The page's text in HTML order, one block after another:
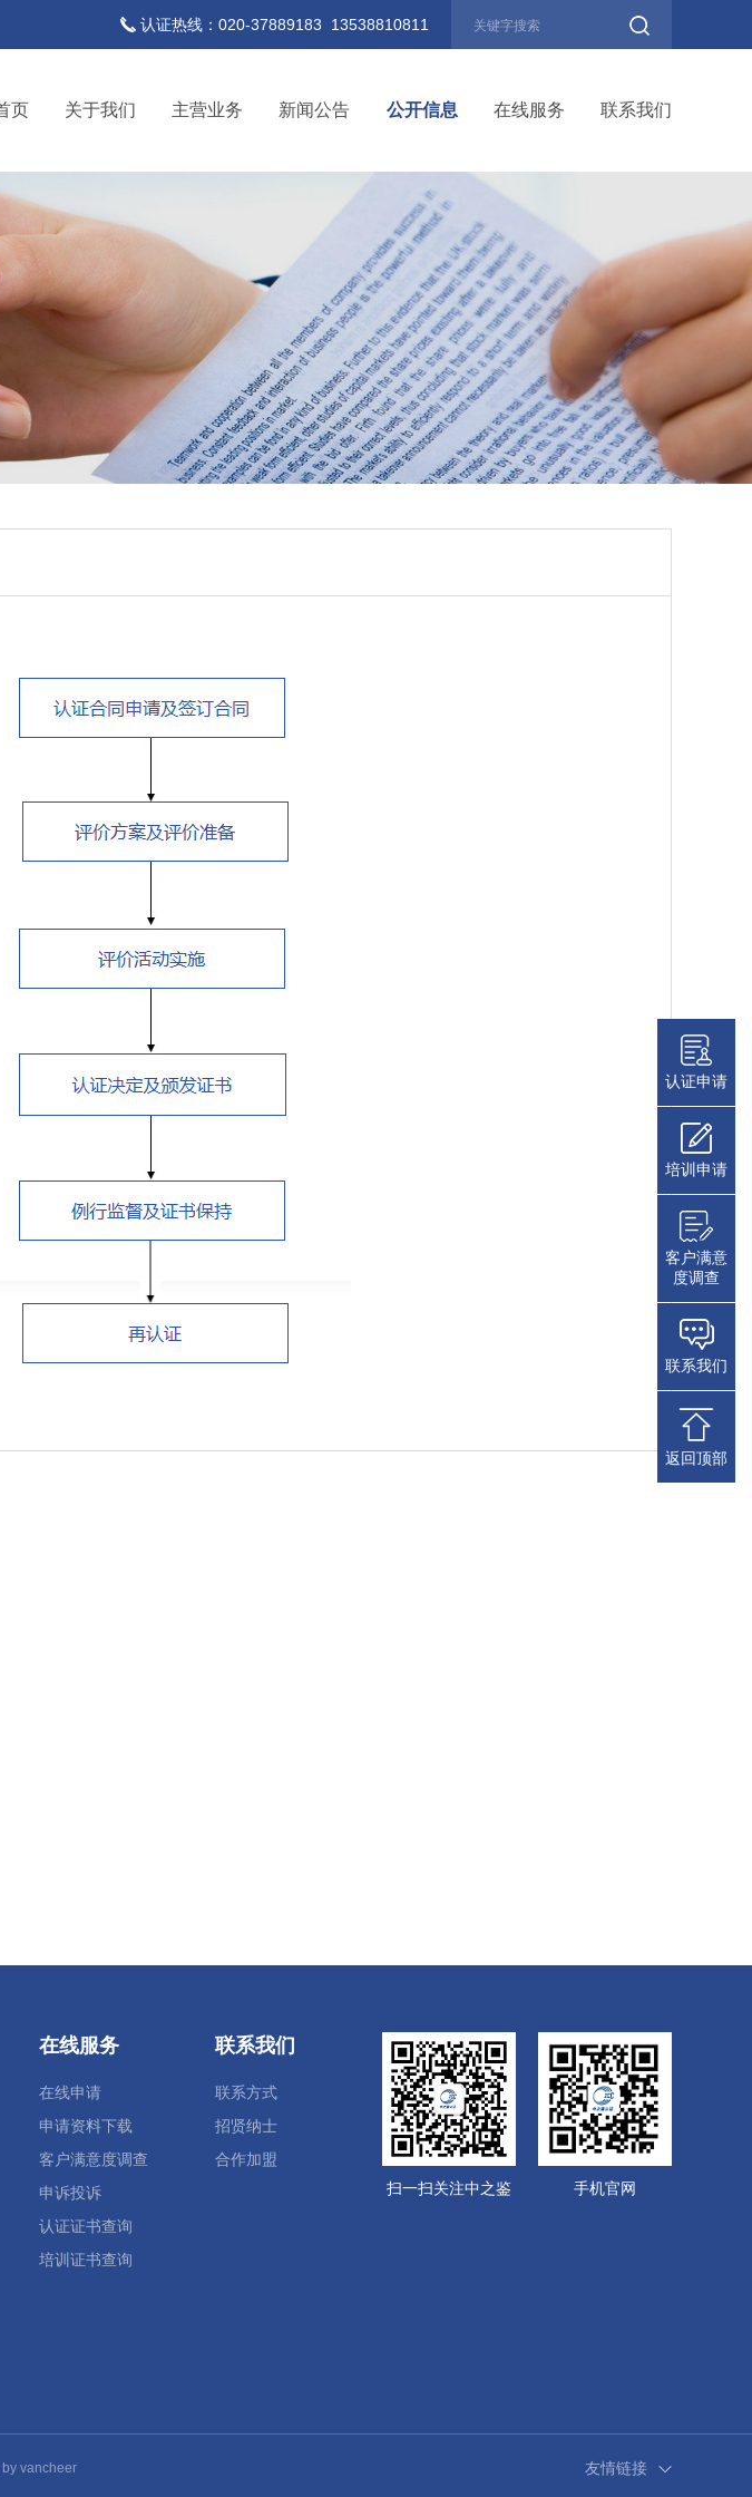
认证热线：020-37889183 13538810811
页 关于我们 主营业务 新闻公告 公开信息 在线服务 联系我们
扫一扫关注中之鉴 手机官网
在线服务
在线申请
申请资料下载
客户满意度调查
申诉投诉
认证证书查询
培训证书查询
联系我们
联系方式
招贤纳士
合作加盟
by vancheer 友情链接
认证申请
培训申请
客户满意
度调查
联系我们
返回顶部